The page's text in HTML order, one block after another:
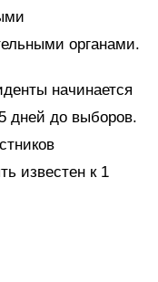
органами.
начинается
дней до выборов.
известен к 1